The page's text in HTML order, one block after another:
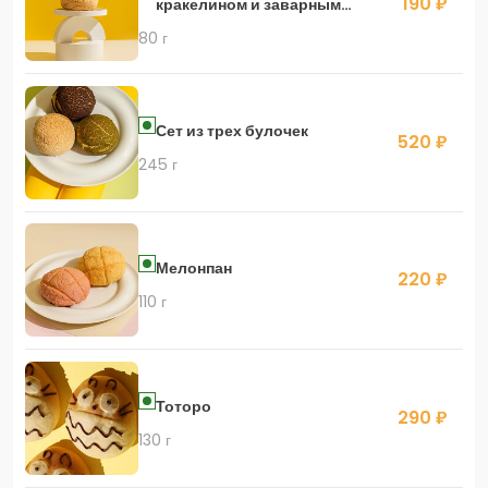
кремом дипломат
80 г
Сет из трех булочек
245 г
520 ₽
Мелонпан
110 г
220 ₽
Тоторо
130 г
290 ₽